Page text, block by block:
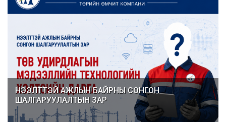
НЭЭЛТТЭЙ АЖЛЫН БАЙРНЫ СОНГОН
ШАЛГАРУУЛАЛТЫН ЗАР